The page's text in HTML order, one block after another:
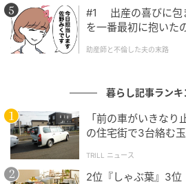
#1 出産の喜びに包
を一番最初に抱いた
助産師と不倫した夫の末路
暮らし記事ランキ
「前の車がいきな
の住宅街で3台絡む
TRILL ニュース
2位『しゃぶ葉』3位